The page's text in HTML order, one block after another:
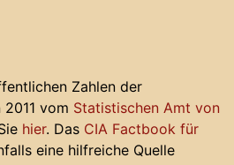
Zahlen der
vom Statistischen Amt von
hier. Das CIA Factbook für
eine hilfreiche Quelle